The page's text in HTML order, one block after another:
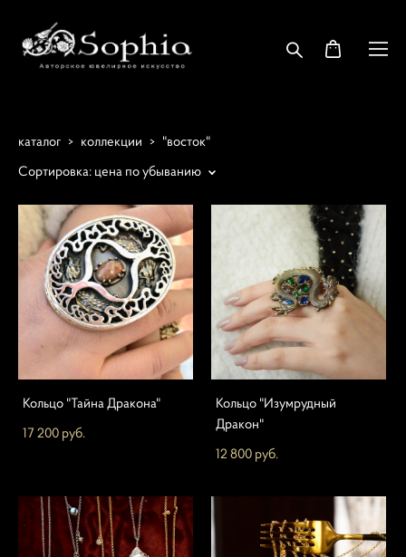
каталог > коллекции > "восток"
Сортировка: цена по убыванию
Кольцо "Тайна Дракона"
17 200 pуб.
Кольцо "Изумрудный
Дракон"
12 800 pуб.